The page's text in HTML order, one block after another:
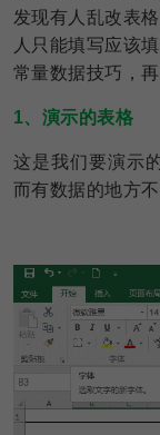
发现有人乱改表
人只能填写应该
常量数据技巧，
1、演示的表格
这是我们要演示
而有数据的地方不